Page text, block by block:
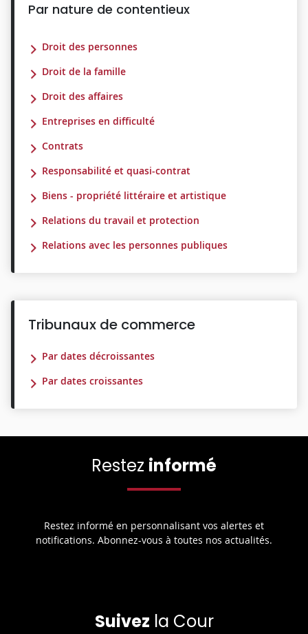
Par nature de contentieux
Droit des personnes
Droit de la famille
Droit des affaires
Entreprises en difficulté
Contrats
Responsabilité et quasi-contrat
Biens - propriété littéraire et artistique
Relations du travail et protection
Relations avec les personnes publiques
Tribunaux de commerce
Par dates décroissantes
Par dates croissantes
Restez informé
Restez informé en personnalisant vos alertes et
notifications. Abonnez-vous à toutes nos actualités.
Suivez la Cour